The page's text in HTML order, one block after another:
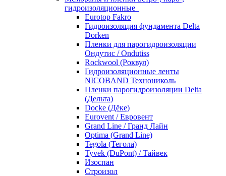
гидроизоляционные
Eurotop Fakro
Гидроизоляция фундамента Delta
Dorken
Пленки для парогидроизоляции
Ондутис / Ondutiss
Rockwool (Роквул)
Гидроизоляционные ленты
NICOBAND Технониколь
Пленки парогидроизоляции Delta
(Дельта)
Docke (Дёке)
Eurovent / Евровент
Grand Line / Гранд Лайн
Optima (Grand Line)
Tegola (Тегола)
Tyvek (DuPont) / Тайвек
Изоспан
Строизол